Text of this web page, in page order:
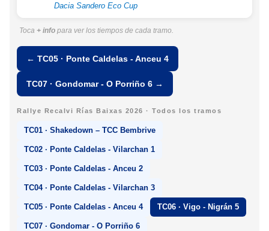
Dacia Sandero Eco Cup
Toca + info para ver los tiempos de cada tramo.
← TC05 · Ponte Caldelas - Anceu 4
TC07 · Gondomar - O Porriño 6 →
Rallye Recalvi Rías Baixas 2026 · Todos los tramos
TC01 · Shakedown – TCC Bembrive
TC02 · Ponte Caldelas - Vilarchan 1
TC03 · Ponte Caldelas - Anceu 2
TC04 · Ponte Caldelas - Vilarchan 3
TC05 · Ponte Caldelas - Anceu 4 TC06 · Vigo - Nigrán 5
TC07 · Gondomar - O Porriño 6